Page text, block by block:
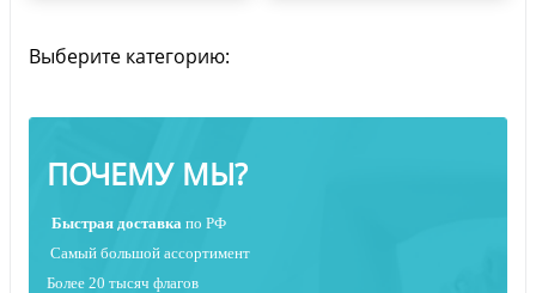
Выберите категорию:
ПОЧЕМУ МЫ?
Быстрая доставка по РФ
Самый большой ассортимент
Более 20 тысяч флагов